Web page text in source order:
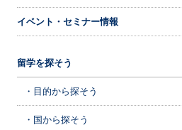
イベント・セミナー情報
留学を探そう
・目的から探そう
・国から探そう